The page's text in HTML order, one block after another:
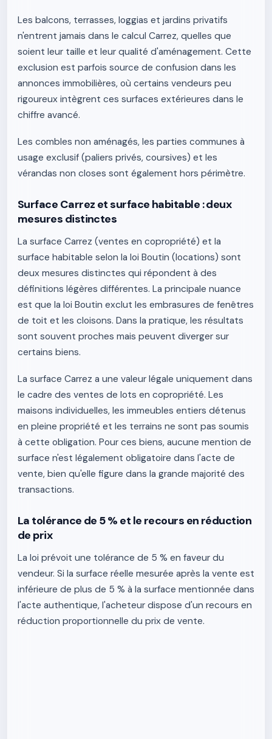
Les balcons, terrasses, loggias et jardins privatifs
n'entrent jamais dans le calcul Carrez, quelles que
soient leur taille et leur qualité d'aménagement. Cette
exclusion est parfois source de confusion dans les
annonces immobilières, où certains vendeurs peu
rigoureux intègrent ces surfaces extérieures dans le
chiffre avancé.
Les combles non aménagés, les parties communes à
usage exclusif (paliers privés, coursives) et les
vérandas non closes sont également hors périmètre.
Surface Carrez et surface habitable : deux
mesures distinctes
La surface Carrez (ventes en copropriété) et la
surface habitable selon la loi Boutin (locations) sont
deux mesures distinctes qui répondent à des
définitions légères différentes. La principale nuance
est que la loi Boutin exclut les embrasures de fenêtres
de toit et les cloisons. Dans la pratique, les résultats
sont souvent proches mais peuvent diverger sur
certains biens.
La surface Carrez a une valeur légale uniquement dans
le cadre des ventes de lots en copropriété. Les
maisons individuelles, les immeubles entiers détenus
en pleine propriété et les terrains ne sont pas soumis
à cette obligation. Pour ces biens, aucune mention de
surface n'est légalement obligatoire dans l'acte de
vente, bien qu'elle figure dans la grande majorité des
transactions.
La tolérance de 5 % et le recours en réduction
de prix
La loi prévoit une tolérance de 5 % en faveur du
vendeur. Si la surface réelle mesurée après la vente est
inférieure de plus de 5 % à la surface mentionnée dans
l'acte authentique, l'acheteur dispose d'un recours en
réduction proportionnelle du prix de vente.